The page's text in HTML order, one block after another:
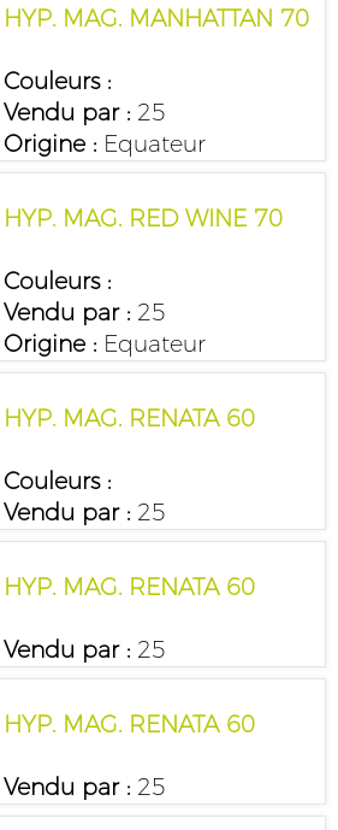
HYP. MAG. MANHATTAN 70
Couleurs :
Vendu par :25
Origine :Equateur
HYP. MAG. RED WINE 70
Couleurs :
Vendu par :25
Origine :Equateur
HYP. MAG. RENATA 60
Couleurs :
Vendu par :25
HYP. MAG. RENATA 60
Vendu par :25
HYP. MAG. RENATA 60
Vendu par :25